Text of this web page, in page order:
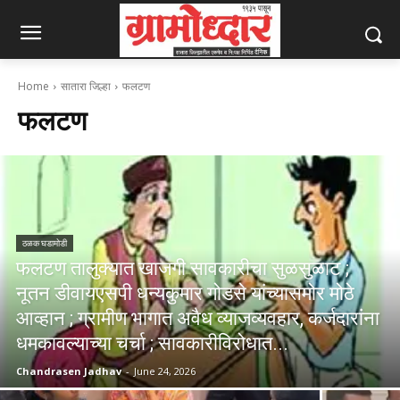
Home सातारा जिल्हा फलटण
फलटण
ठळक घडामोडी
फलटण तालुक्यात खाजगी सावकारीचा सुळसुळाट ;
नूतन डीवायएसपी धन्यकुमार गोडसे यांच्यासमोर मोठे
आव्हान ; ग्रामीण भागात अवैध व्याजव्यवहार, कर्जदारांना
धमकावल्याच्या चर्चा ; सावकारीविरोधात...
Chandrasen Jadhav - June 24, 2026